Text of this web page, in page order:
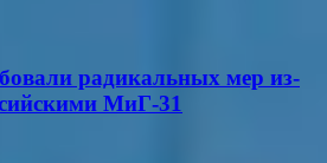
радикальных мер из-
МиГ-31